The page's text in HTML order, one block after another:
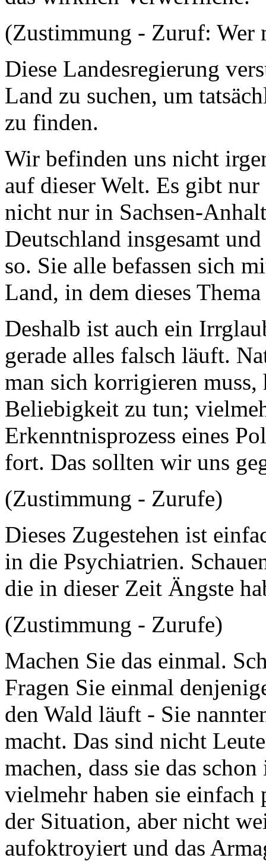
(Zustimmung - Zuruf: Wer
Diese Landesregierung
Land zu suchen, um
zu finden.
Wir befinden uns nicht
auf dieser Welt. Es gibt
nicht nur in Sachsen-
Deutschland insgesamt
so. Sie alle befassen sich
Land, in dem dieses
Deshalb ist auch ein
gerade alles falsch läuft.
man sich korrigieren
Beliebigkeit zu tun;
Erkenntnisprozess eines
fort. Das sollten wir uns
(Zustimmung - Zurufe)
Dieses Zugestehen ist
in die Psychiatrien.
die in dieser Zeit Ängste
(Zustimmung - Zurufe)
Machen Sie das einmal.
Fragen Sie einmal
den Wald läuft - Sie
macht. Das sind nicht
machen, dass sie das
vielmehr haben sie einfach
der Situation, aber nicht
aufoktroyiert und das